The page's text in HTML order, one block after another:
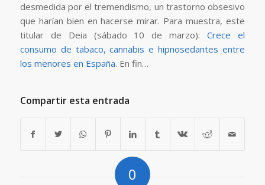
desmedida por el tremendismo, un trastorno obsesivo
que harían bien en hacerse mirar. Para muestra, este
titular de Deia (sábado 10 de marzo):Crece el
consumo de tabaco, cannabis e hipnosedantes entre
los menores en España. En fin…
Compartir esta entrada
0